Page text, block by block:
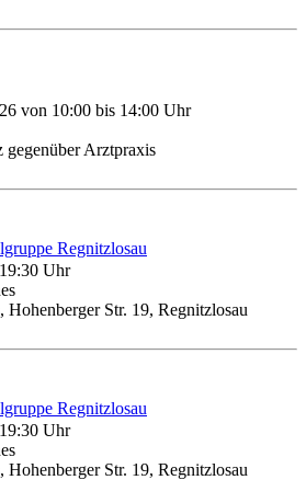
von 10:00 bis 14:00 Uhr
gegenüber Arztpraxis
Regnitzlosau
Uhr
Hohenberger Str. 19, Regnitzlosau
Regnitzlosau
Uhr
Hohenberger Str. 19, Regnitzlosau